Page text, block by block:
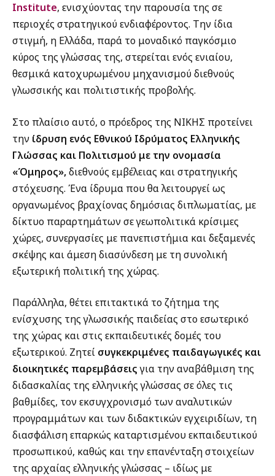
Institute, ενισχύοντας την παρουσία της σε
περιοχές στρατηγικού ενδιαφέροντος. Την ίδια
στιγμή, η Ελλάδα, παρά το μοναδικό παγκόσμιο
κύρος της γλώσσας της, στερείται ενός ενιαίου,
θεσμικά κατοχυρωμένου μηχανισμού διεθνούς
γλωσσικής και πολιτιστικής προβολής.
Στο πλαίσιο αυτό, ο πρόεδρος της ΝΙΚΗΣ προτείνει
την ίδρυση ενός Εθνικού Ιδρύματος Ελληνικής
Γλώσσας και Πολιτισμού με την ονομασία
«Όμηρος»,διεθνούς εμβέλειας και στρατηγικής
στόχευσης. Ένα ίδρυμα που θα λειτουργεί ως
οργανωμένος βραχίονας δημόσιας διπλωματίας, με
δίκτυο παραρτημάτων σε γεωπολιτικά κρίσιμες
χώρες, συνεργασίες με πανεπιστήμια και δεξαμενές
σκέψης και άμεση διασύνδεση με τη συνολική
εξωτερική πολιτική της χώρας.
Παράλληλα, θέτει επιτακτικά το ζήτημα της
ενίσχυσης της γλωσσικής παιδείας στο εσωτερικό
της χώρας και στις εκπαιδευτικές δομές του
εξωτερικού. Ζητεί συγκεκριμένες παιδαγωγικές και
διοικητικές παρεμβάσειςγια την αναβάθμιση της
διδασκαλίας της ελληνικής γλώσσας σε όλες τις
βαθμίδες, τον εκσυγχρονισμό των αναλυτικών
προγραμμάτων και των διδακτικών εγχειριδίων, τη
διασφάλιση επαρκώς καταρτισμένου εκπαιδευτικού
προσωπικού, καθώς και την επανένταξη στοιχείων
της αρχαίας ελληνικής γλώσσας – ιδίως με